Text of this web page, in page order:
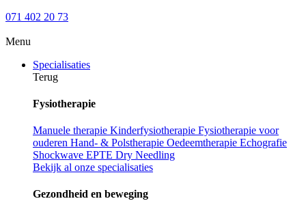
071 402 20 73
Menu
Specialisaties
Terug
Fysiotherapie
Manuele therapie Kinderfysiotherapie Fysiotherapie voor
ouderen Hand- & Polstherapie Oedeemtherapie Echografie
Shockwave EPTE Dry Needling
Bekijk al onze specialisaties
Gezondheid en beweging